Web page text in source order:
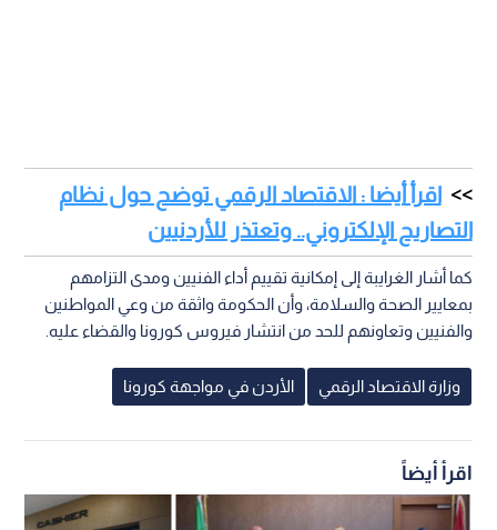
اقرأ أيضا : الاقتصاد الرقمي توضح حول نظام
التصاريح الإلكتروني.. وتعتذر للأردنيين
كما أشار الغرايبة إلى إمكانية تقييم أداء الفنيين ومدى التزامهم
بمعايير الصحة والسلامة، وأن الحكومة واثقة من وعي المواطنين
والفنيين وتعاونهم للحد من انتشار فيروس كورونا والقضاء عليه.
وزارة الاقتصاد الرقمي الأردن في مواجهة كورونا
اقرأ أيضاً